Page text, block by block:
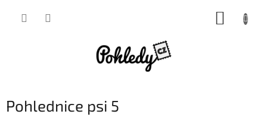
Pohlednice psi 5